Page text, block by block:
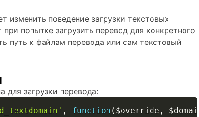
изменить поведение загрузки текстовых
попытке загрузить перевод для конкретного
путь к файлам перевода или сам текстовый
для загрузки перевода:
, function ( $override , $domain